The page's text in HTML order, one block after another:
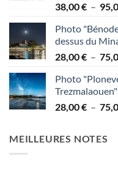
38,00€ –
Photo
dessus du
28,00€ –
Photo
Trezmalaouen"
28,00€ –
MEILLEURES NOTES